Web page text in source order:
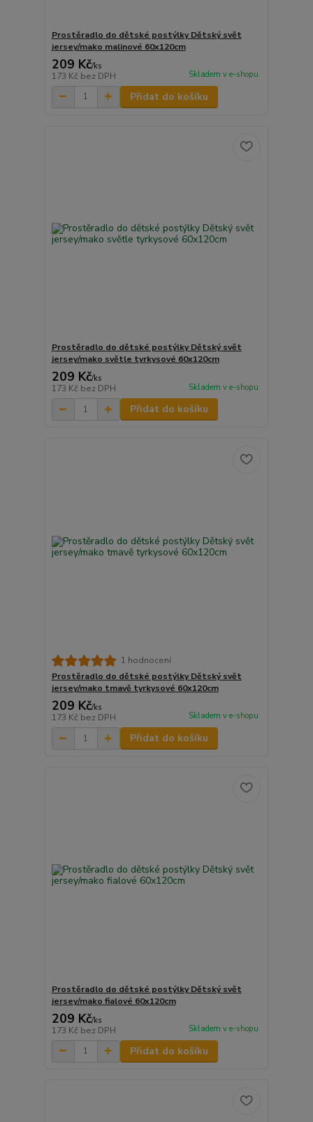
Prostěradlo do dětské postýlky Dětský svět
jersey/mako malinové 60x120cm
209 Kč/ks
173 Kč bez DPH Skladem v e-shopu
Přidat do košíku
Prostěradlo do dětské postýlky Dětský svět
jersey/mako světle tyrkysové 60x120cm
209 Kč/ks
173 Kč bez DPH Skladem v e-shopu
Přidat do košíku
1 hodnocení
Prostěradlo do dětské postýlky Dětský svět
jersey/mako tmavě tyrkysové 60x120cm
209 Kč/ks
173 Kč bez DPH Skladem v e-shopu
Přidat do košíku
Prostěradlo do dětské postýlky Dětský svět
jersey/mako fialové 60x120cm
209 Kč/ks
173 Kč bez DPH Skladem v e-shopu
Přidat do košíku